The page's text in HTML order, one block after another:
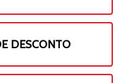
DESCONTO